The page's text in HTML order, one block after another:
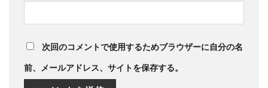
次回のコメントで使用するためブラウザーに自分の名
前、メールアドレス、サイトを保存する。